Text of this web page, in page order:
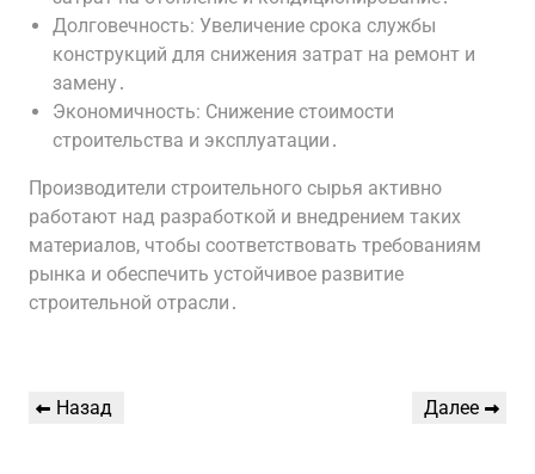
Долговечность: Увеличение срока службы
конструкций для снижения затрат на ремонт и
замену․
Экономичность: Снижение стоимости
строительства и эксплуатации․
Производители строительного сырья активно
работают над разработкой и внедрением таких
материалов, чтобы соответствовать требованиям
рынка и обеспечить устойчивое развитие
строительной отрасли․
Навигация
Предыдущая
Назад
Следующая
Далее